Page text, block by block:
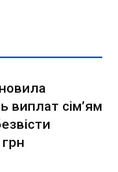
виплат сім’ям